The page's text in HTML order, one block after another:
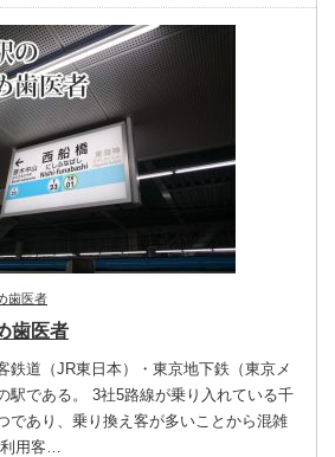
歯医者
歯医者
鉄道（JR東日本）・東京地下鉄（東京メ
駅である。 3社5路線が乗り入れている千
であり、乗り換え客が多いことから混雑
利用客…